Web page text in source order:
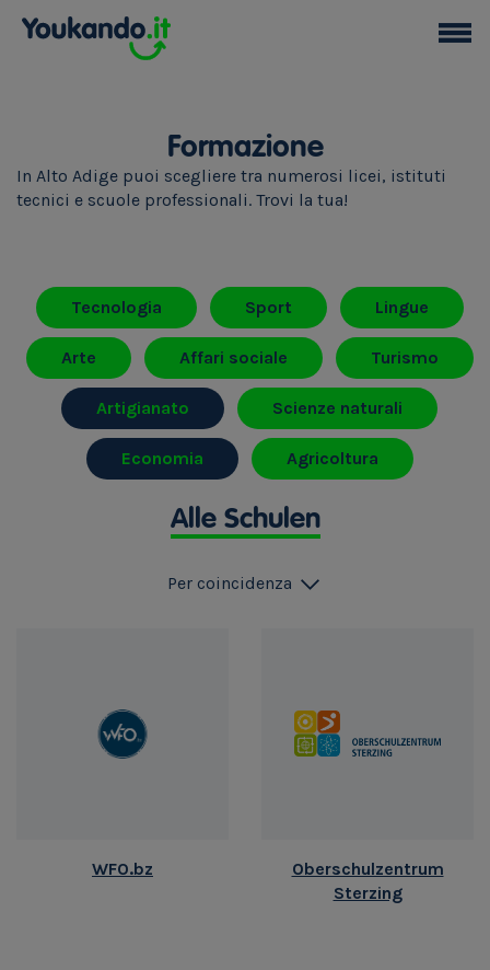
Formazione
In Alto Adige puoi scegliere tra numerosi licei, istituti
tecnici e scuole professionali. Trovi la tua!
Tecnologia Sport Lingue
Arte Affari sociale Turismo
Artigianato Scienze naturali
Economia Agricoltura
Alle Schulen
Per coincidenza
WFO.bz
Oberschulzentrum
Sterzing